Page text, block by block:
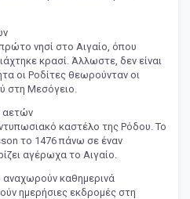
νησί στο Αιγαίο, όπου
κρασί. Άλλωστε, δεν είναι
οι Ροδίτες θεωρούνταν οι
στη Μεσόγειο.
αετών
καστέλο της Ρόδου. Το
το 1476 πάνω σε έναν
αγέρωχα το Αιγαίο.
αναχωρούν καθημερινά
ημερήσιες εκδρομές στη